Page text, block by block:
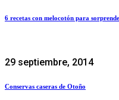
6 recetas con melocotón para
29 septiembre, 2014
Conservas caseras de Otoño